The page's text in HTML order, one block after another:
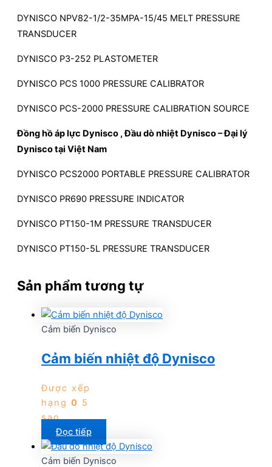
DYNISCO NPV82-1/2-35MPA-15/45 MELT PRESSURE
TRANSDUCER
DYNISCO P3-252 PLASTOMETER
DYNISCO PCS 1000 PRESSURE CALIBRATOR
DYNISCO PCS-2000 PRESSURE CALIBRATION SOURCE
Đồng hồ áp lực Dynisco , Đầu dò nhiệt Dynisco – Đại lý
Dynisco tại Việt Nam
DYNISCO PCS2000 PORTABLE PRESSURE CALIBRATOR
DYNISCO PR690 PRESSURE INDICATOR
DYNISCO PT150-1M PRESSURE TRANSDUCER
DYNISCO PT150-5L PRESSURE TRANSDUCER
Sản phẩm tương tự
Cảm biến Dynisco
Cảm biến nhiệt độ Dynisco
Được xếp
hạng 0 5
sao
Đọc tiếp
Cảm biến Dynisco